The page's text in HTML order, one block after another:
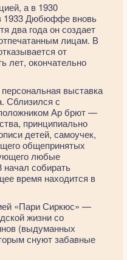
а в 1930
1933 Дюбюффе вновь
два года он создает
лицам. В
от
лет, окончательно
выставка
Сблизился с
Ар брют —
принципиально
детей, самоучек,
общепринятых
любые
собирать
время находится в
«Пари Сиркюс» —
жизни со
(выдуманных
снуют забавные